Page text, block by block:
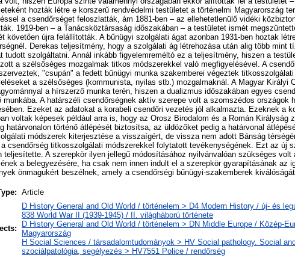
hozták létre e korszerű rendvédelmi testületet a történelmi Magyarország
a csendőrséget feloszlatták, ám 1881-ben – az ellehetetlenülő vidéki
1919-ben – a Tanácsköztársaság időszakában – a testületet ismét
követően újra felállították. A bűnügyi szolgálati ágat azonban 1931-ben hoztak
Derekas teljesítmény, hogy a szolgálati ág létrehozása után alig több mint
tudott szolgáltatni. Annál inkább figyelemreméltó ez a teljesítmény, hiszen a
a szélsőséges mozgalmak titkos módszerekkel való megfigyelésével. A
"csupán" a fedett bűnügyi munka szakemberei végeztek
a szélsőséges (kommunista, nyilas stb.) mozgalmaknál. A Magyar Királyi
a hírszerző munka terén, hiszen a dualizmus időszakában egyes
munkába. A határszéli csendőrségnek aktív szerepe volt a szomszédos országok
Ezeket az adatokat a korabeli csendőri vezetés jól alkalmazta. Ezeknek a
voltak képesek például arra is, hogy az Orosz Birodalom és a Román Királyság
határvonalon történő átlépését biztosítsa, az üldözőket pedig a határvonal
módszerek kiterjesztése a visszaígért, de vissza nem adott Bánság
a csendőrség titkosszolgálati módszerekkel folytatott tevékenységének. Ezt az új
teljesítette. A szerepkör ilyen jellegű módosításához nyilvánvalóan szükséges volt
a belegyezésére, ha csak nem innen indult el a szerepkör gyarapításának az
önmagukért beszélnek, amely a csendőrségi bűnügyi-szakemberek
Article
D History General and Old World / történelem > D4 Modern History / új- és
838 World War II (1939-1945) / II. világháború története
D History General and Old World / történelem > DN Middle Europe / Közép-
Magyarország
H Social Sciences / társadalomtudományok > HV Social pathology. Social
szociálpatológia, segélyezés > HV7551 Police / rendőrség